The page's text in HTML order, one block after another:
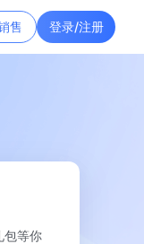
售 登录/注册
包等你